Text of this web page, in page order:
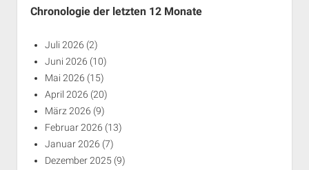
Chronologie der letzten 12 Monate
Juli 2026 (2)
Juni 2026 (10)
Mai 2026 (15)
April 2026 (20)
März 2026 (9)
Februar 2026 (13)
Januar 2026 (7)
Dezember 2025 (9)